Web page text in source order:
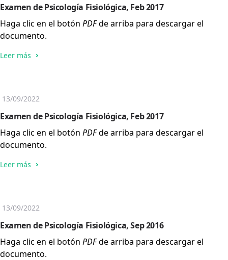
Examen de Psicología Fisiológica, Feb 2017
Haga clic en el botón PDFde arriba para descargar el
documento.
Leer más
Examen de Psicología Fisiológica, Feb 2017
13/09/2022
Haga clic en el botón PDFde arriba para descargar el
documento.
Leer más
Examen de Psicología Fisiológica, Sep 2016
13/09/2022
Haga clic en el botón PDFde arriba para descargar el
documento.